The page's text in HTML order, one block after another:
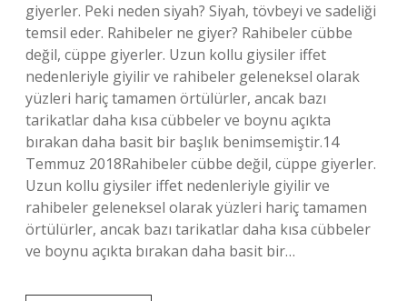
giyerler. Peki neden siyah? Siyah, tövbeyi ve sadeliği
temsil eder. Rahibeler ne giyer? Rahibeler cübbe
değil, cüppe giyerler. Uzun kollu giysiler iffet
nedenleriyle giyilir ve rahibeler geleneksel olarak
yüzleri hariç tamamen örtülürler, ancak bazı
tarikatlar daha kısa cübbeler ve boynu açıkta
bırakan daha basit bir başlık benimsemiştir.14
Temmuz 2018Rahibeler cübbe değil, cüppe giyerler.
Uzun kollu giysiler iffet nedenleriyle giyilir ve
rahibeler geleneksel olarak yüzleri hariç tamamen
örtülürler, ancak bazı tarikatlar daha kısa cübbeler
ve boynu açıkta bırakan daha basit bir…